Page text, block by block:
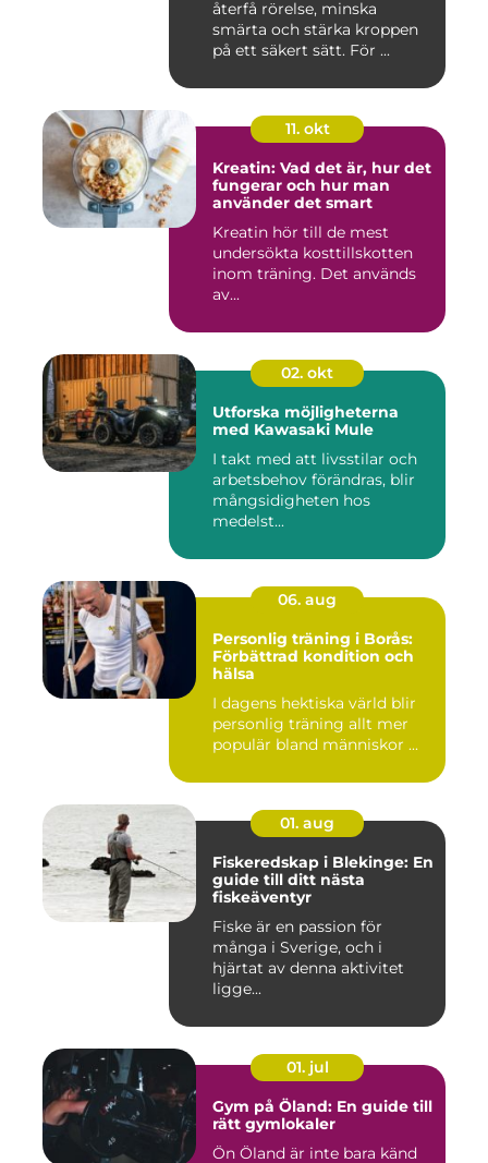
återfå rörelse, minska
smärta och stärka kroppen
på ett säkert sätt. För ...
11. okt
Kreatin: Vad det är, hur det
fungerar och hur man
använder det smart
Kreatin hör till de mest
undersökta kosttillskotten
inom träning. Det används
av...
02. okt
Utforska möjligheterna
med Kawasaki Mule
I takt med att livsstilar och
arbetsbehov förändras, blir
mångsidigheten hos
medelst...
06. aug
Personlig träning i Borås:
Förbättrad kondition och
hälsa
I dagens hektiska värld blir
personlig träning allt mer
populär bland människor ...
01. aug
Fiskeredskap i Blekinge: En
guide till ditt nästa
fiskeäventyr
Fiske är en passion för
många i Sverige, och i
hjärtat av denna aktivitet
ligge...
01. jul
Gym på Öland: En guide till
rätt gymlokaler
Ön Öland är inte bara känd